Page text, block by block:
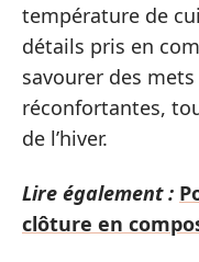
température de
détails pris en
savourer des
réconfortantes,
de l’hiver.
Lire également :
clôture en